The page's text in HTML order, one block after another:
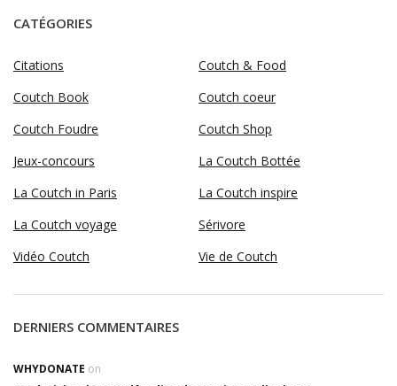
CATÉGORIES
Citations
Coutch & Food
Coutch Book
Coutch coeur
Coutch Foudre
Coutch Shop
Jeux-concours
La Coutch Bottée
La Coutch in Paris
La Coutch inspire
La Coutch voyage
Sérivore
Vidéo Coutch
Vie de Coutch
DERNIERS COMMENTAIRES
WHYDONATE on